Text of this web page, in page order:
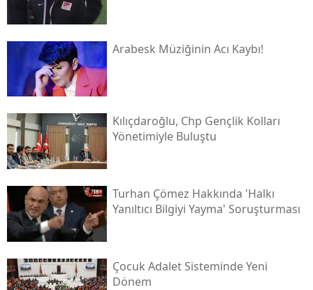
Arabesk Müziğinin Acı Kaybı!
Kılıçdaroğlu, Chp Gençlik Kolları
Yönetimiyle Buluştu
Turhan Çömez Hakkında 'halkı
Yanıltıcı Bilgiyi Yayma' Soruşturması
Çocuk Adalet Sisteminde Yeni
Dönem